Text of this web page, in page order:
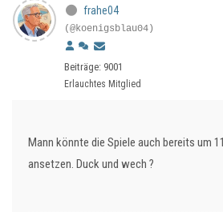
frahe04
(@koenigsblau04)
Beiträge: 9001
Erlauchtes Mitglied
Mann könnte die Spiele auch bereits um
ansetzen. Duck und wech ?